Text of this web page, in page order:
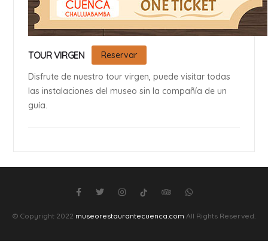
TOUR VIRGEN
Reservar
Disfrute de nuestro tour virgen, puede visitar todas
las instalaciones del museo sin la compañía de un
guía.
© Copyright 2022 museorestaurantecuenca.com All Rights Reserved.